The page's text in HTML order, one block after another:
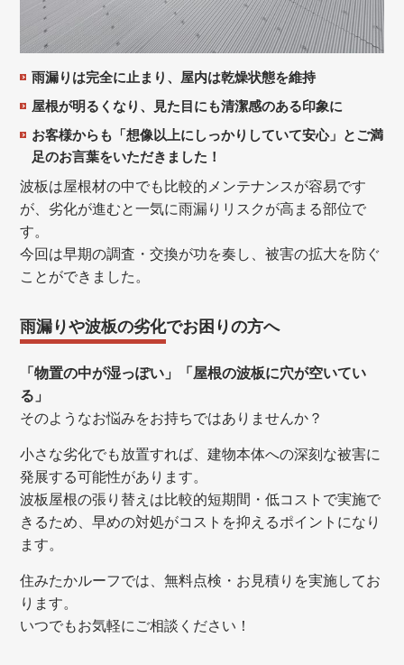
雨漏りは完全に止まり、屋内は乾燥状態を維持
屋根が明るくなり、見た目にも清潔感のある印象に
お客様からも「想像以上にしっかりしていて安心」とご満
足のお言葉をいただきました！
波板は屋根材の中でも比較的メンテナンスが容易です
が、劣化が進むと一気に雨漏りリスクが高まる部位で
す。
今回は早期の調査・交換が功を奏し、被害の拡大を防ぐ
ことができました。
雨漏りや波板の劣化でお困りの方へ
「物置の中が湿っぽい」「屋根の波板に穴が空いてい
る」
そのようなお悩みをお持ちではありませんか？
小さな劣化でも放置すれば、建物本体への深刻な被害に
発展する可能性があります。
波板屋根の張り替えは比較的短期間・低コストで実施で
きるため、早めの対処がコストを抑えるポイントになり
ます。
住みたかルーフでは、無料点検・お見積りを実施してお
ります。
いつでもお気軽にご相談ください！